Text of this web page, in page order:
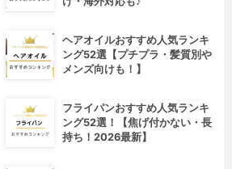
ヘアオイルおすすめ人気ランキ
ング52選【プチプラ・髪質別や
メンズ向けも！】
フライパンおすすめ人気ランキ
ング52選！【焦げ付かない・長
持ち！2026最新】